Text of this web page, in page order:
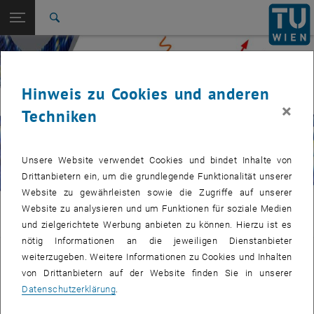
TU Login
Studium
International
Zur 1. Menü Ebene
Surface Physics
Zurück: Subseiten von Team auflisten
Zurück zur letzten Ebene:
Team
Seit den 1980er Jahren © Michael Schmid/IAP
Surface Physics
Arbeitsgruppe Oberflächenphysik –
Seit den 1980er Jahren
Hinweis zu Cookies und anderen
Techniken
×
Unsere Website verwendet Cookies und bindet Inhalte von
Drittanbietern ein, um die grundlegende Funktionalität unserer
Website zu gewährleisten sowie die Zugriffe auf unserer
Website zu analysieren und um Funktionen für soziale Medien
und zielgerichtete Werbung anbieten zu können. Hierzu ist es
nötig Informationen an die jeweiligen Dienstanbieter
weiterzugeben. Weitere Informationen zu Cookies und Inhalten
von Drittanbietern auf der Website finden Sie in unserer
Datenschutzerklärung.